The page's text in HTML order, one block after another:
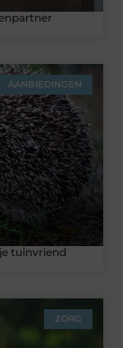
AANBIEDINGEN
tuinvriend
ZORG